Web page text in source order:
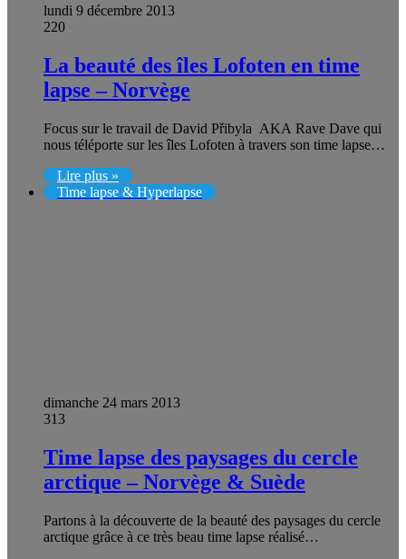
lundi 9 décembre 2013
220
La beauté des îles Lofoten en time
lapse – Norvège
Focus sur le travail de David Přibyla AKA Rave Dave qui
nous téléporte sur les îles Lofoten à travers son time lapse…
Lire plus »
Time lapse & Hyperlapse
dimanche 24 mars 2013
313
Time lapse des paysages du cercle
arctique – Norvège & Suède
Partons à la découverte de la beauté des paysages du cercle
arctique grâce à ce très beau time lapse réalisé…